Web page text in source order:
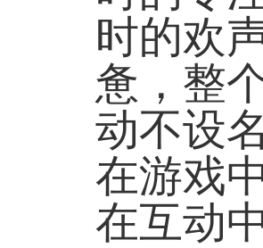
时的欢
惫，整
动不设
在游戏
在互动